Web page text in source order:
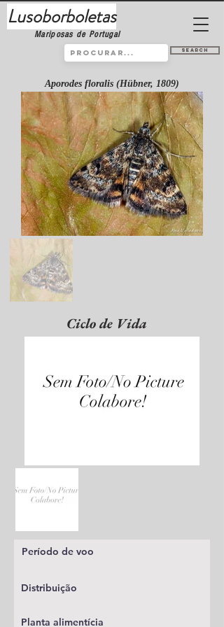
Lusoborboletas
Mariposas de Portugal
Search
Aporodes floralis (Hübner, 1809)
Ciclo de Vida
Período de voo
Distribuição
Planta alimentícia